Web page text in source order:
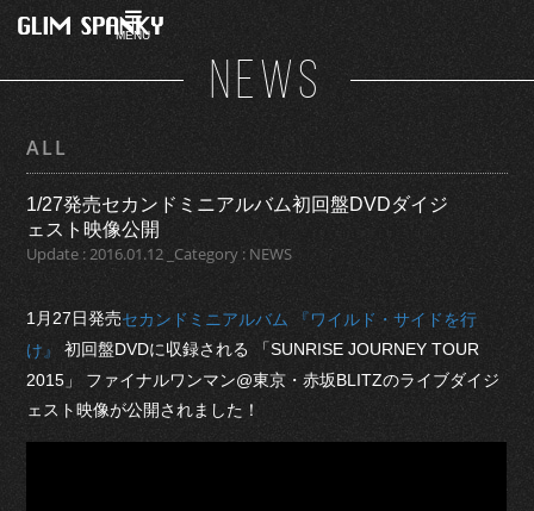
MENU
NEWS
ALL
1/27発売セカンドミニアルバム初回盤DVDダイジ
ェスト映像公開
Update : 2016.01.12 _Category : NEWS
1月27日発売セカンドミニアルバム 『ワイルド・サイドを行
け』
初回盤DVDに収録される 「SUNRISE JOURNEY TOUR
2015」 ファイナルワンマン@東京・赤坂BLITZのライブダイジ
ェスト映像が公開されました！